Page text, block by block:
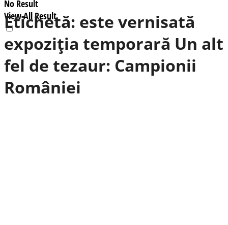
No Result
View All Result
Etichetă: este vernisată
expoziția temporară Un alt
fel de tezaur: Campionii
României